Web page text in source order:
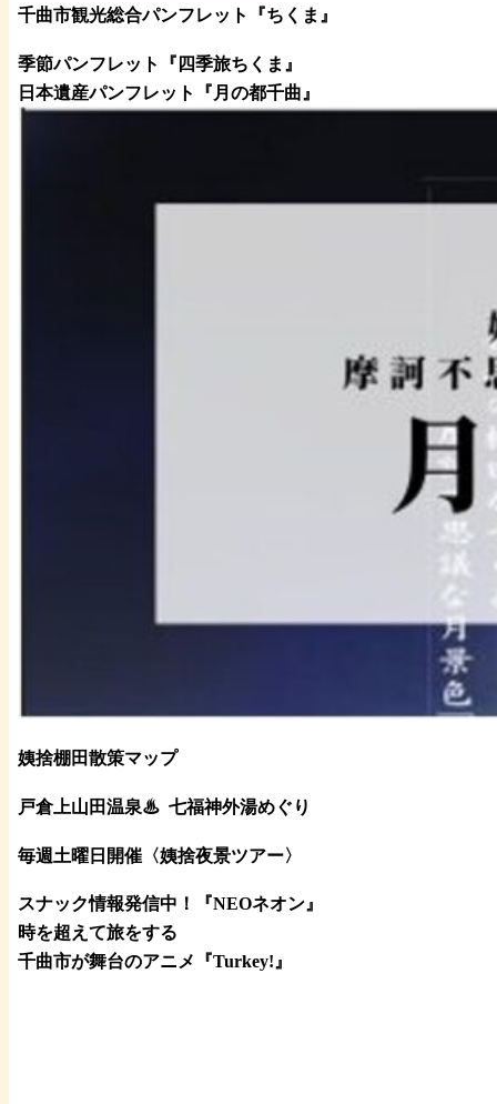
千曲市観光総合パンフレット 『ちくま 』
季節パンフレット『四季旅ちくま』
日本遺産パンフレット
『月の都千曲 』
姨捨棚田散策マップ
戸倉上山田温泉♨ 七福神外湯めぐり
毎週土曜日開催〈姨捨夜景ツアー〉
スナック情報発信中！『NEOネオン』
時を超えて旅をする
千曲市が舞台のアニメ『Turkey!』